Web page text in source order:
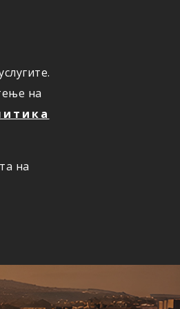
на
на
ПРИЈАВИ ШТЕТА